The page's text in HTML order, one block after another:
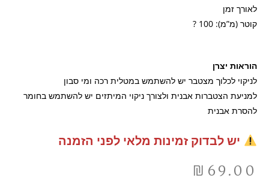
לאורך זמן
קוטר (מ”מ): 100 ?
הוראות יצרן
לניקוי לכלוך מצטבר יש להשתמש במטלית רכה ומי סבון
למניעת הצטברות אבנית ולצורך ניקוי המיתזים יש להשתמש בחומר
להסרת אבנית
יש לבדוק זמינות מלאי לפני הזמנה
₪ 69.00